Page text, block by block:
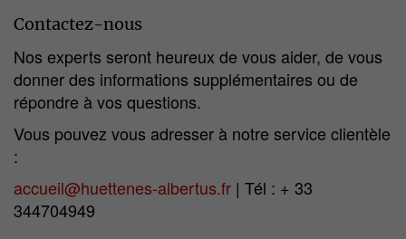
Contactez-nous
Nos experts seront heureux de vous aider, de vous
donner des informations supplémentaires ou de
répondre à vos questions.
Vous pouvez vous adresser à notre service clientèle
:
accueil@huettenes-albertus.fr | Tél : + 33
344704949